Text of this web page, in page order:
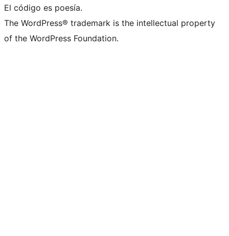
El código es poesía.
The WordPress® trademark is the intellectual property
of the WordPress Foundation.